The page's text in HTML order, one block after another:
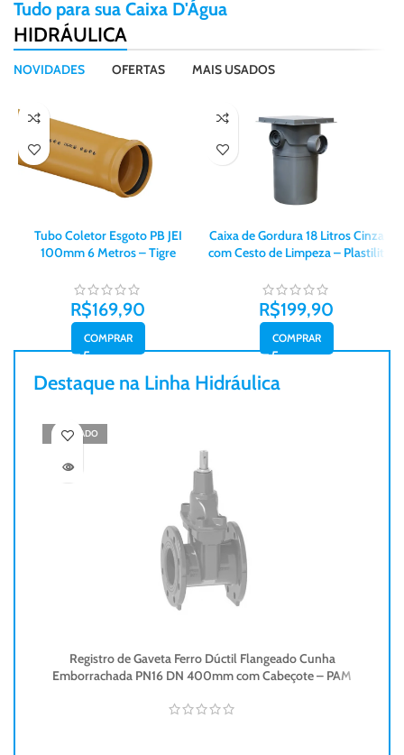
Tudo para sua Caixa D'Água
HIDRÁULICA
NOVIDADES OFERTAS MAIS USADOS
Tubo Coletor Esgoto PB JEI
100mm 6 Metros – Tigre
R$169,90
COMPRAR
Caixa de Gordura 18 Litros Cinza
com Cesto de Limpeza – Plastilit
R$199,90
COMPRAR
Destaque na Linha Hidráulica
ESGOTADO
Registro de Gaveta Ferro Dúctil Flangeado Cunha
Emborrachada PN16 DN 400mm com Cabeçote – PAM